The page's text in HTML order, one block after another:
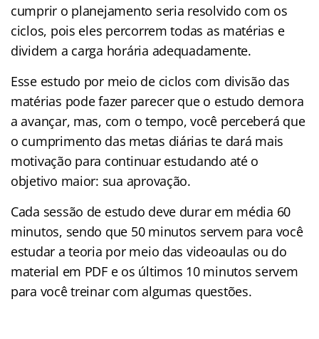
cumprir o planejamento seria resolvido com os
ciclos, pois eles percorrem todas as matérias e
dividem a carga horária adequadamente.
Esse estudo por meio de ciclos com divisão das
matérias pode fazer parecer que o estudo demora
a avançar, mas, com o tempo, você perceberá que
o cumprimento das metas diárias te dará mais
motivação para continuar estudando até o
objetivo maior: sua aprovação.
Cada sessão de estudo deve durar em média 60
minutos, sendo que 50 minutos servem para você
estudar a teoria por meio das videoaulas ou do
material em PDF e os últimos 10 minutos servem
para você treinar com algumas questões.